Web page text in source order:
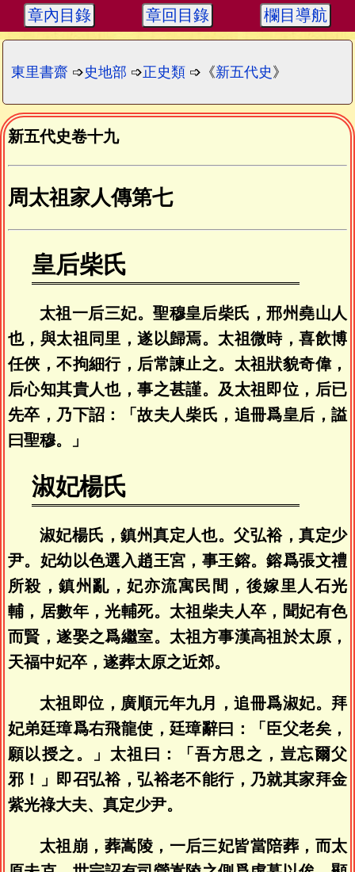
章內目錄 章回目錄 欄目導航
東里書齋 ➩史地部 ➩正史類 ➩《新五代史 》
新五代史卷十九
周太祖家人傳第七
皇后柴氏
太祖一后三妃。聖穆皇后柴氏，邢州堯山人
也，與太祖同里，遂以歸焉。太祖微時，喜飲博
任俠，不拘細行，后常諫止之。太祖狀貌奇偉，
后心知其貴人也，事之甚謹。及太祖即位，后已
先卒，乃下詔：「故夫人柴氏，追冊爲皇后，謚
曰聖穆。」
淑妃楊氏
淑妃楊氏，鎮州真定人也。父弘裕，真定少
尹。妃幼以色選入趙王宮，事王鎔。鎔爲張文禮
所殺，鎮州亂，妃亦流寓民間，後嫁里人石光
輔，居數年，光輔死。太祖柴夫人卒，聞妃有色
而賢，遂娶之爲繼室。太祖方事漢高祖於太原，
天福中妃卒，遂葬太原之近郊。
太祖即位，廣順元年九月，追冊爲淑妃。拜
妃弟廷璋爲右飛龍使，廷璋辭曰：「臣父老矣，
願以授之。」太祖曰：「吾方思之，豈忘爾父
邪！」即召弘裕，弘裕老不能行，乃就其家拜金
紫光祿大夫、真定少尹。
太祖崩，葬嵩陵，一后三妃皆當陪葬，而太